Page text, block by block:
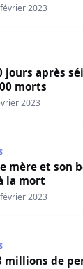
2023
jours après
morts
2023
mère et son
la mort
2023
millions de